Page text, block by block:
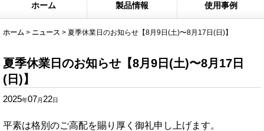
ホーム 製品情報 使用事例
ホーム > ニュース > 夏季休業日のお知らせ【8月9日(土)〜8月17日(日)】
夏季休業日のお知らせ【8月9日(土)〜8月17日
(日)】
2025年07月 22日
平素は格別のご高配を賜り厚く御礼申し上げます。